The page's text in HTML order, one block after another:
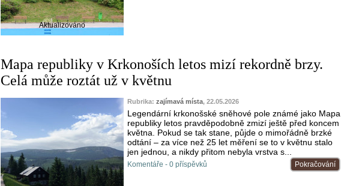
Aktualizováno
Mapa republiky v Krkonoších letos mizí rekordně brzy.
Celá může roztát už v květnu
Rubrika: zajímavá místa, 22.05.2026
Legendární krkonošské sněhové pole známé jako Mapa
republiky letos pravděpodobně zmizí ještě před koncem
května. Pokud se tak stane, půjde o mimořádně brzké
odtání – za více než 25 let měření se to v květnu stalo
jen jednou, a nikdy přitom nebyla vrstva s...
Pokračování
Komentáře - 0 příspěvků